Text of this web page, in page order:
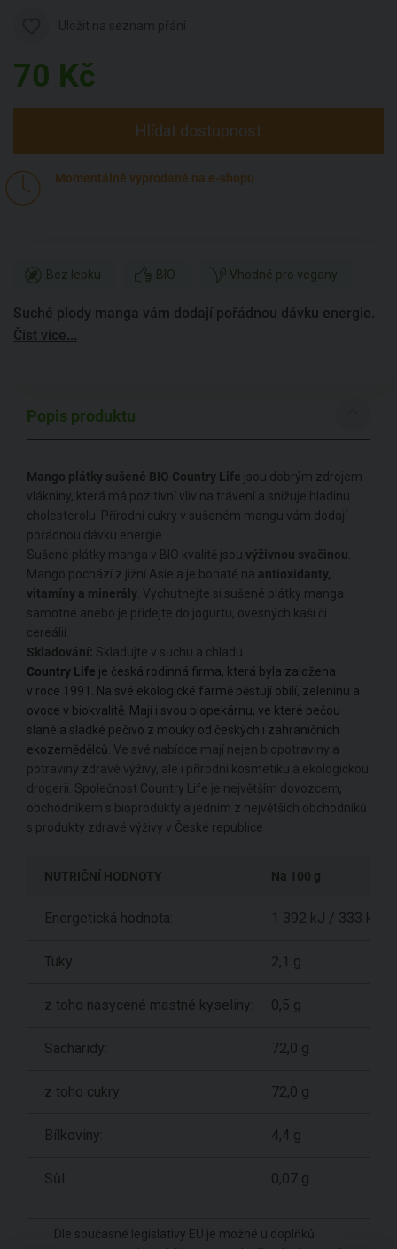
70 Kč
Hlídat dostupnost
Momentálně vyprodané na e-shopu
Bez lepku BIO Vhodné pro vegany
Suché plody manga vám dodají pořádnou dávku energie.
Číst více...
Popis produktu
Mango plátky sušené BIO Country Life jsou dobrým zdrojem
vlákniny, která má pozitivní vliv na trávení a snižuje hladinu
cholesterolu. Přírodní cukry v sušeném mangu vám dodají
pořádnou dávku energie.
Sušené plátky manga v BIO kvalitě jsou výživnou svačinou.
Mango pochází z jižní Asie a je bohaté na antioxidanty,
vitamíny a minerály. Vychutnejte si sušené plátky manga
samotné anebo je přidejte do jogurtu, ovesných kaší či
cereálií.
Skladování: Skladujte v suchu a chladu.
Country Life je česká rodinná firma, která byla založena
v roce 1991. Na své ekologické farmě pěstují obilí, zeleninu a
ovoce v biokvalitě. Mají i svou biopekárnu, ve které pečou
slané a sladké pečivo z mouky od českých i zahraničních
ekozemědělců. Ve své nabídce mají nejen biopotraviny a
potraviny zdravé výživy, ale i přírodní kosmetiku a ekologickou
drogerii. Společnost Country Life je největším dovozcem,
obchodníkem s bioprodukty a jedním z největších obchodníků
s produkty zdravé výživy v České republice
NUTRIČNÍ HODNOTY Na 100 g
Energetická hodnota: 1 392 kJ / 333 kcal
Tuky: 2,1 g
z toho nasycené mastné kyseliny: 0,5 g
Sacharidy: 72,0 g
z toho cukry: 72,0 g
Bílkoviny: 4,4 g
Sůl: 0,07 g
Dle současné legislativy EU je možné u doplňků